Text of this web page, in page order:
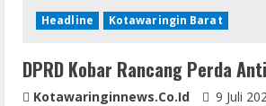
g
Headline Kotawaringin Barat
DPRD Kobar Rancang Perda
Kotawaringinnews.co.id 9 Juli